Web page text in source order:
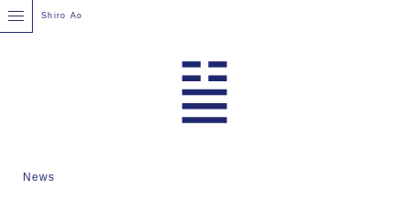
Shiro Ao
News